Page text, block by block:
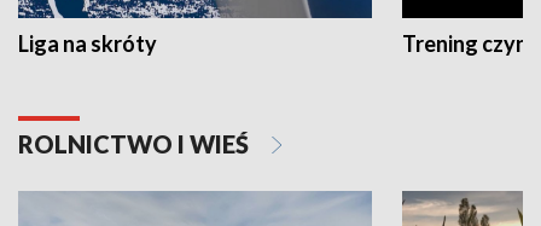
Liga na skróty Trening czyni
ROLNICTWO I WIEŚ